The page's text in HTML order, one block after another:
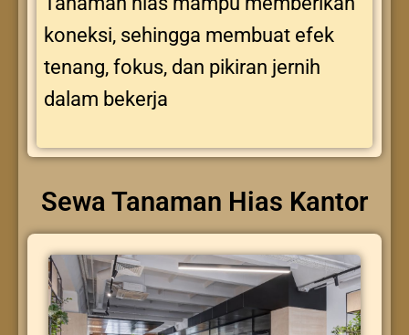
koneksi, sehingga membuat efek
tenang, fokus, dan pikiran jernih
dalam bekerja
Sewa Tanaman Hias Kantor